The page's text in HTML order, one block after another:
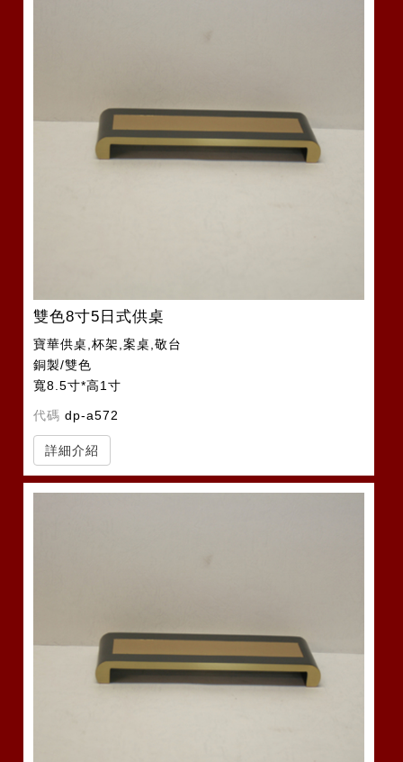
雙色8寸5日式供桌
寶華供桌,杯架,案桌,敬台
銅製/雙色
寬8.5寸*高1寸
代碼 dp-a572
詳細介紹